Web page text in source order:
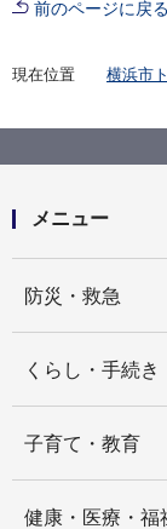
前のページに戻る
現在位置 横浜市
脱炭素
脱炭素
脱炭素
メニュー
防災・救急
くらし・手続き
子育て・教育
健康・医療・福